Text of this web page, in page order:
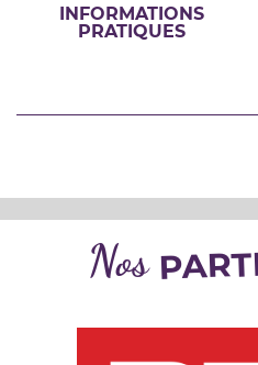
INFORMATIONS
PRATIQUES
Nos